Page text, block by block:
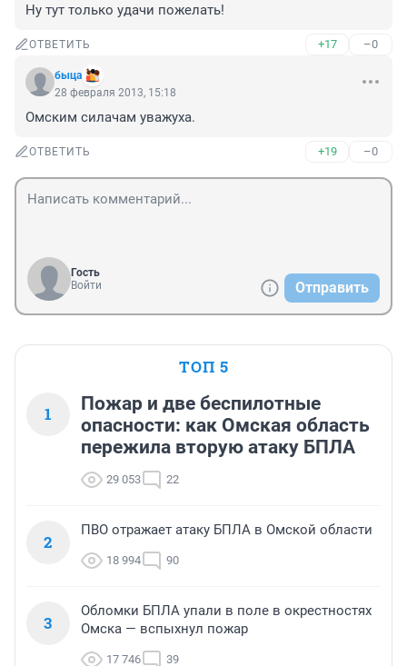
Ну тут только удачи пожелать!
ОТВЕТИТЬ +17 –0
быца
28 февраля 2013, 15:18
Омским силачам уважуха.
ОТВЕТИТЬ +19 –0
Гость
Войти
Отправить
ТОП 5
1
Пожар и две беспилотные
опасности: как Омская область
пережила вторую атаку БПЛА
29 053 22
2
ПВО отражает атаку БПЛА в Омской области
18 994 90
3
Обломки БПЛА упали в поле в окрестностях
Омска — вспыхнул пожар
17 746 39